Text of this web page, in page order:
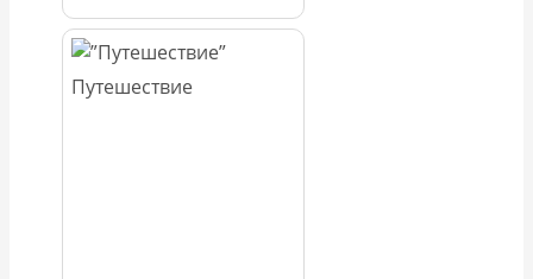
Путешествие